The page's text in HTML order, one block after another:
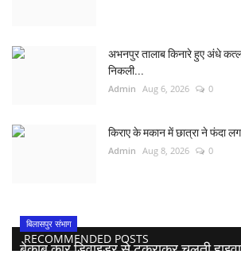
अभनपुर तालाब किनारे हुए अंधे
निकली...
Admin Aug 6, 2026 0
किराए के मकान में छात्रा ने फंदा
Admin Aug 8, 2026 0
RECOMMENDED POSTS
बिलासपुर संभाग
बेकाबू कार डिवाइडर से टकराकर चलती